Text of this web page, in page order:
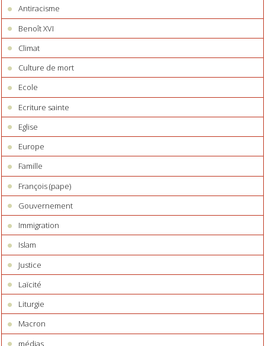
Antiracisme
Benoît XVI
Climat
Culture de mort
Ecole
Ecriture sainte
Eglise
Europe
Famille
François (pape)
Gouvernement
Immigration
Islam
Justice
Laïcité
Liturgie
Macron
médias